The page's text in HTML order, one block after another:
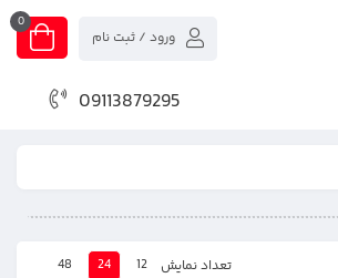
0
ورود / ثبت نام
09113879295
تعداد نمایش 12
24
48